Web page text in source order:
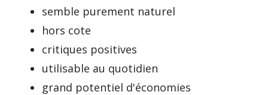
semble purement naturel
hors cote
critiques positives
utilisable au quotidien
grand potentiel d'économies